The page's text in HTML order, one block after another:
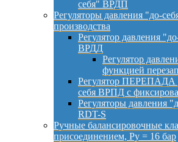
себя" ВРДП
Регуляторы давления "до-
производства
Регулятор давления
ВРДД
Регулятор
функцией
Регулятор
себя ВРПД с
Регуляторы давления
RDT-S
Ручные балансировочные
присоединением, Py = 16 бар